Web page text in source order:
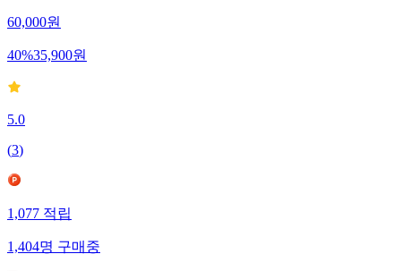
60,000원
40%35,900원
5.0
(3)
1,077적립
1,404명구매중